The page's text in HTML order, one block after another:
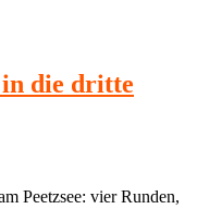
die dritte
Peetzsee: vier Runden,